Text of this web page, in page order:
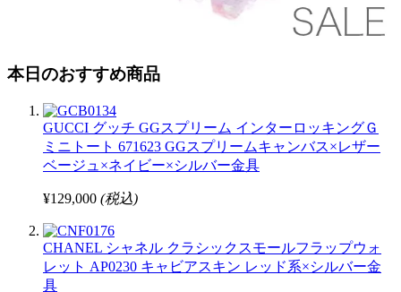
本日のおすすめ商品
GUCCI グッチ GGスプリーム インターロッキングＧ
ミニトート 671623 GGスプリームキャンバス×レザー
ベージュ×ネイビー×シルバー金具
¥129,000 (税込)
CHANEL シャネル クラシックスモールフラップウォ
レット AP0230 キャビアスキン レッド系×シルバー金
具